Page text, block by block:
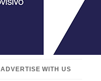
ADVERTISE WITH US